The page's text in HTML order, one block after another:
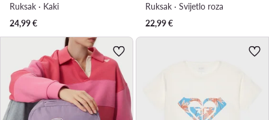
Ruksak · Kaki
24,99€
Ruksak · Svijetlo roza
22,99€